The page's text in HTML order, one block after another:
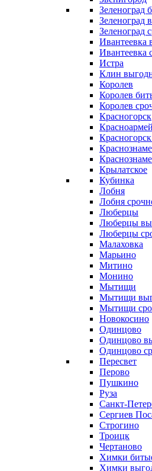
Зеленоград
Зеленоград
Зеленоград
Ивантеевка
Ивантеевка
Истра
Клин
Королев
Королев
Королев
Красногорск
Крылатское
Кубинка
Лобня
Лобня
Люберцы
Люберцы
Люберцы
Малаховка
Марьино
Митино
Монино
Мытищи
Мытищи
Мытищи
Новокосино
Одинцово
Одинцово
Одинцово
Пересвет
Перово
Пушкино
Руза
Санкт-
Сергиев
Строгино
Троицк
Чертаново
Химки
Химки